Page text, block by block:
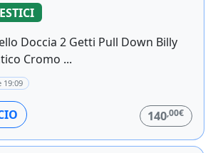
Doccia 2 Getti Pull Down Billy
Cromo ...
19:09
140,00€